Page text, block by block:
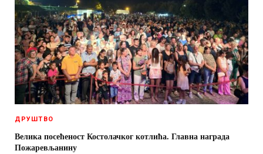
ДРУШТВО
Велика посећеност Костолачког котлића. Главна награда
Пожаревљанину